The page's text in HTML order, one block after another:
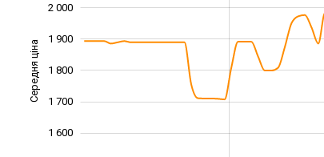
Середня ціна 1 500
1 600
1 700
1 800
1 900
2 000